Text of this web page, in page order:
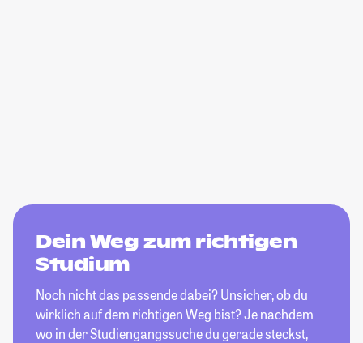
Dein Weg zum richtigen
Studium
Noch nicht das passende dabei? Unsicher, ob du
wirklich auf dem richtigen Weg bist? Je nachdem
wo in der Studiengangssuche du gerade steckst,